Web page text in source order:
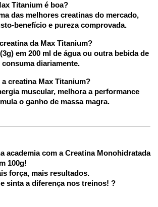
Titanium é boa?
benefício e pureza comprovada.
da Max Titanium?
diariamente.
a creatina Max Titanium?
o ganho de massa magra.
academia com a Creatina Monohidratada
100g!
força, mais resultados.
sinta a diferença nos treinos! ?